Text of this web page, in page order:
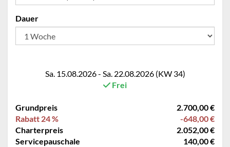
Dauer
Sa. 15.08.2026 - Sa. 22.08.2026 (KW 34)
Frei
Grundpreis
2.700,00 €
Rabatt 24 %
-648,00 €
Charterpreis
2.052,00 €
Servicepauschale
140,00 €